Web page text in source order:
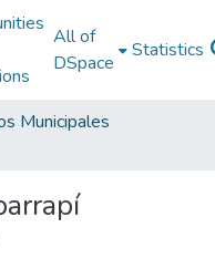
All of
DSpace
Statistics
Municipales